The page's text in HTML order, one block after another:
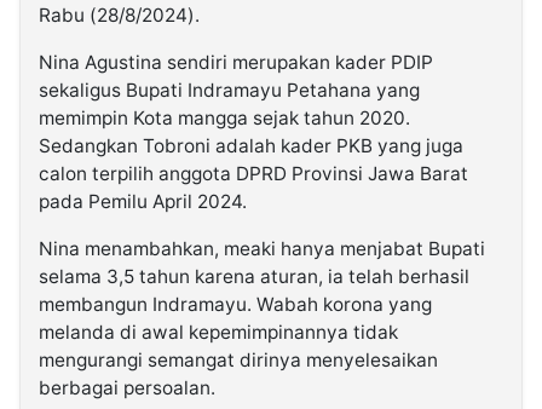
Rabu (28/8/2024).
Nina Agustina sendiri merupakan kader PDIP
sekaligus Bupati Indramayu Petahana yang
memimpin Kota mangga sejak tahun 2020.
Sedangkan Tobroni adalah kader PKB yang juga
calon terpilih anggota DPRD Provinsi Jawa Barat
pada Pemilu April 2024.
Nina menambahkan, meaki hanya menjabat Bupati
selama 3,5 tahun karena aturan, ia telah berhasil
membangun Indramayu. Wabah korona yang
melanda di awal kepemimpinannya tidak
mengurangi semangat dirinya menyelesaikan
berbagai persoalan.